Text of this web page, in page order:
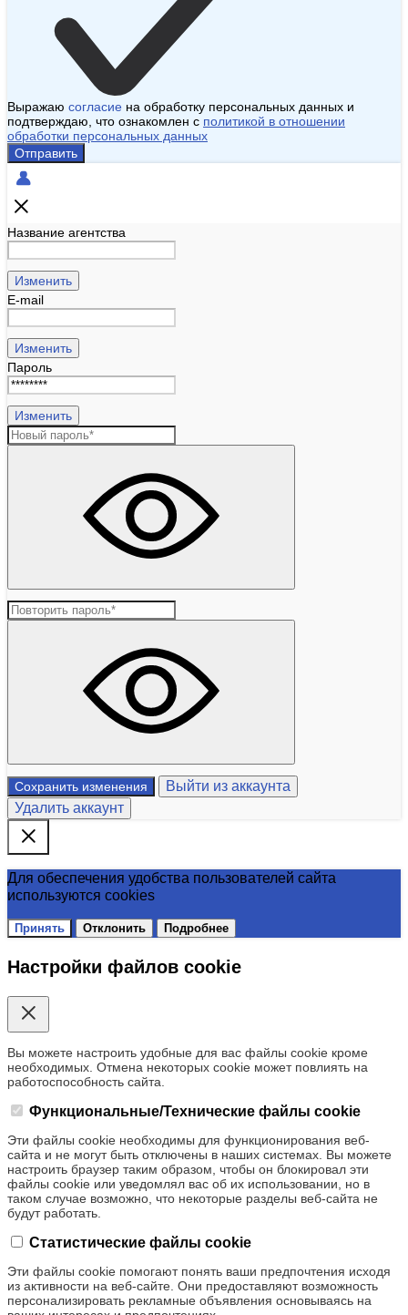
Выражаю согласие на обработку персональных данных и
подтверждаю, что ознакомлен с политикой в отношении
обработки персональных данных
Отправить
Название агентства
Изменить
E-mail
Изменить
Пароль
Изменить
Сохранить изменения
Выйти из аккаунта
Удалить аккаунт
Для обеспечения удобства пользователей сайта
используются cookies
Принять Отклонить Подробнее
Настройки файлов cookie
Вы можете настроить удобные для вас файлы cookie кроме
необходимых. Отмена некоторых cookie может повлиять на
работоспособность сайта.
Функциональные/Технические файлы cookie
Эти файлы cookie необходимы для функционирования веб-
сайта и не могут быть отключены в наших системах. Вы можете
настроить браузер таким образом, чтобы он блокировал эти
файлы cookie или уведомлял вас об их использовании, но в
таком случае возможно, что некоторые разделы веб-сайта не
будут работать.
Статистические файлы cookie
Эти файлы cookie помогают понять ваши предпочтения исходя
из активности на веб-сайте. Они предоставляют возможность
персонализировать рекламные объявления основываясь на